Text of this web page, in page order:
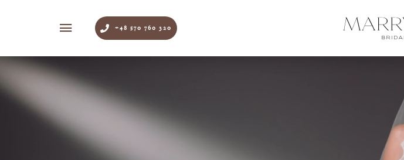
+48 570 760 320